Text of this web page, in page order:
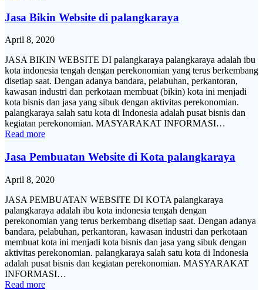
Jasa Bikin Website di palangkaraya
April 8, 2020
JASA BIKIN WEBSITE DI palangkaraya palangkaraya adalah ibu
kota indonesia tengah dengan perekonomian yang terus berkembang
disetiap saat. Dengan adanya bandara, pelabuhan, perkantoran,
kawasan industri dan perkotaan membuat (bikin) kota ini menjadi
kota bisnis dan jasa yang sibuk dengan aktivitas perekonomian.
palangkaraya salah satu kota di Indonesia adalah pusat bisnis dan
kegiatan perekonomian. MASYARAKAT INFORMASI…
Read more
Jasa Pembuatan Website di Kota palangkaraya
April 8, 2020
JASA PEMBUATAN WEBSITE DI KOTA palangkaraya
palangkaraya adalah ibu kota indonesia tengah dengan
perekonomian yang terus berkembang disetiap saat. Dengan adanya
bandara, pelabuhan, perkantoran, kawasan industri dan perkotaan
membuat kota ini menjadi kota bisnis dan jasa yang sibuk dengan
aktivitas perekonomian. palangkaraya salah satu kota di Indonesia
adalah pusat bisnis dan kegiatan perekonomian. MASYARAKAT
INFORMASI…
Read more